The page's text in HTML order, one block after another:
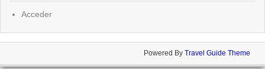
Acceder
Powered By Travel Guide Theme